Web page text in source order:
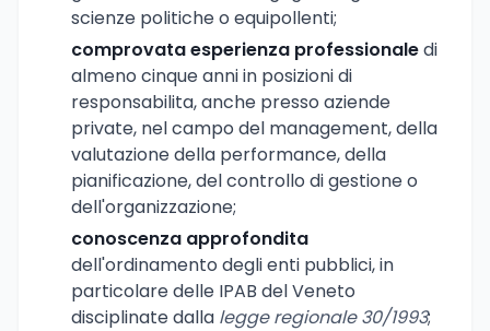
scienze politiche o equipollenti;
comprovata esperienza professionaledi
almeno cinque anni in posizioni di
responsabilita, anche presso aziende
private, nel campo del management, della
valutazione della performance, della
pianificazione, del controllo di gestione o
dell'organizzazione;
conoscenza approfondita
dell'ordinamento degli enti pubblici, in
particolare delle IPAB del Veneto
disciplinate dalla legge regionale 30/1993;